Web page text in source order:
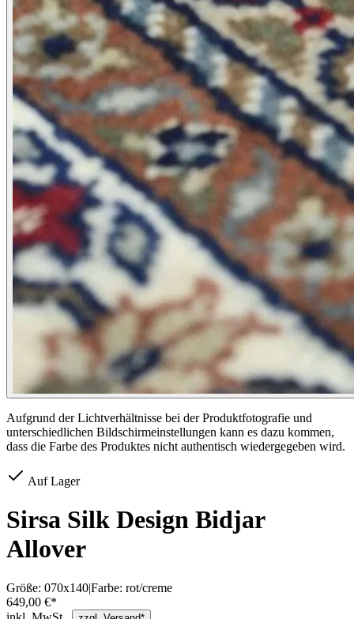
Aufgrund der Lichtverhältnisse bei der Produktfotografie und
unterschiedlichen Bildschirmeinstellungen kann es dazu kommen,
dass die Farbe des Produktes nicht authentisch wiedergegeben wird.
Auf Lager
Sirsa Silk Design Bidjar
Allover
Größe: 070x140|Farbe: rot/creme
649,00 €*